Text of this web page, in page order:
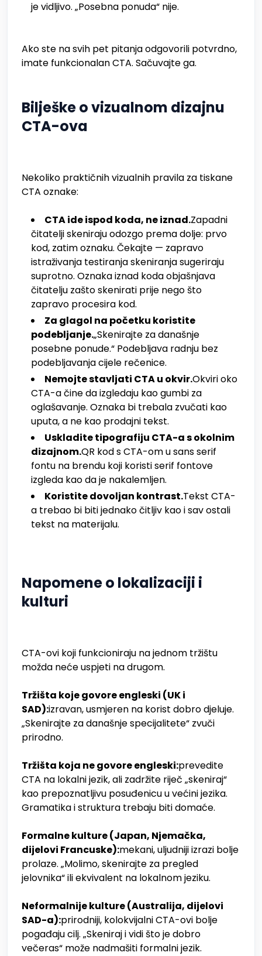
je vidljivo. „Posebna ponuda“ nije.
Ako ste na svih pet pitanja odgovorili potvrdno,
imate funkcionalan CTA. Sačuvajte ga.
Bilješke o vizualnom dizajnu
CTA-ova
Nekoliko praktičnih vizualnih pravila za tiskane
CTA oznake:
CTA ide ispod koda, ne iznad.Zapadni
čitatelji skeniraju odozgo prema dolje: prvo
kod, zatim oznaku. Čekajte — zapravo
istraživanja testiranja skeniranja sugeriraju
suprotno. Oznaka iznad koda objašnjava
čitatelju zašto skenirati prije nego što
zapravo procesira kod.
Za glagol na početku koristite
podebljanje.„Skenirajte za današnje
posebne ponude.“ Podebljava radnju bez
podebljavanja cijele rečenice.
Nemojte stavljati CTA u okvir.Okviri oko
CTA-a čine da izgledaju kao gumbi za
oglašavanje. Oznaka bi trebala zvučati kao
uputa, a ne kao prodajni tekst.
Uskladite tipografiju CTA-a s okolnim
dizajnom.QR kod s CTA-om u sans serif
fontu na brendu koji koristi serif fontove
izgleda kao da je nakalemljen.
Koristite dovoljan kontrast.Tekst CTA-
a trebao bi biti jednako čitljiv kao i sav ostali
tekst na materijalu.
Napomene o lokalizaciji i
kulturi
CTA-ovi koji funkcioniraju na jednom tržištu
možda neće uspjeti na drugom.
Tržišta koje govore engleski (UK i
SAD):izravan, usmjeren na korist dobro djeluje.
„Skenirajte za današnje specijalitete“ zvuči
prirodno.
Tržišta koja ne govore engleski:prevedite
CTA na lokalni jezik, ali zadržite riječ „skeniraj“
kao prepoznatljivu posuđenicu u većini jezika.
Gramatika i struktura trebaju biti domaće.
Formalne kulture (Japan, Njemačka,
dijelovi Francuske):mekani, uljudniji izrazi bolje
prolaze. „Molimo, skenirajte za pregled
jelovnika“ ili ekvivalent na lokalnom jeziku.
Neformalnije kulture (Australija, dijelovi
SAD-a):prirodniji, kolokvijalni CTA-ovi bolje
pogađaju cilj. „Skeniraj i vidi što je dobro
večeras“ može nadmašiti formalni jezik.